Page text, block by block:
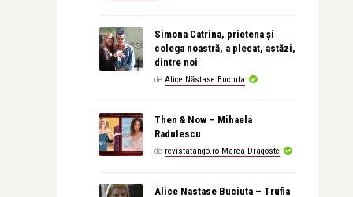
Simona Catrina, prietena și
colega noastră, a plecat, astăzi,
dintre noi
de Alice Năstase Buciuta
Then & Now – Mihaela
Radulescu
de revistatango.ro Marea Dragoste
Alice Nastase Buciuta – Trufia